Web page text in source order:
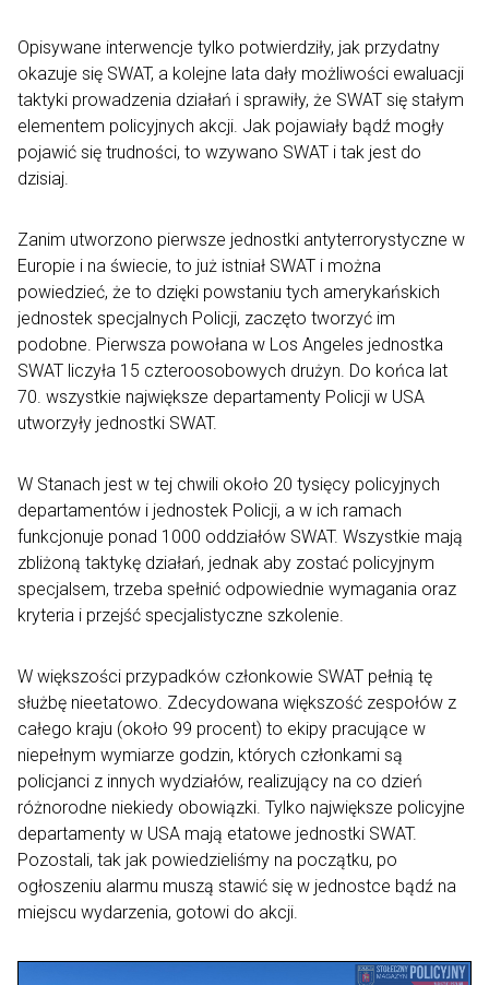
Opisywane interwencje tylko potwierdziły, jak przydatny
okazuje się SWAT, a kolejne lata dały możliwości ewaluacji
taktyki prowadzenia działań i sprawiły, że SWAT się stałym
elementem policyjnych akcji. Jak pojawiały bądź mogły
pojawić się trudności, to wzywano SWAT i tak jest do
dzisiaj.
Zanim utworzono pierwsze jednostki antyterrorystyczne w
Europie i na świecie, to już istniał SWAT i można
powiedzieć, że to dzięki powstaniu tych amerykańskich
jednostek specjalnych Policji, zaczęto tworzyć im
podobne. Pierwsza powołana w Los Angeles jednostka
SWAT liczyła 15 czteroosobowych drużyn. Do końca lat
70. wszystkie największe departamenty Policji w USA
utworzyły jednostki SWAT.
W Stanach jest w tej chwili około 20 tysięcy policyjnych
departamentów i jednostek Policji, a w ich ramach
funkcjonuje ponad 1000 oddziałów SWAT. Wszystkie mają
zbliżoną taktykę działań, jednak aby zostać policyjnym
specjalsem, trzeba spełnić odpowiednie wymagania oraz
kryteria i przejść specjalistyczne szkolenie.
W większości przypadków członkowie SWAT pełnią tę
służbę nieetatowo. Zdecydowana większość zespołów z
całego kraju (około 99 procent) to ekipy pracujące w
niepełnym wymiarze godzin, których członkami są
policjanci z innych wydziałów, realizujący na co dzień
różnorodne niekiedy obowiązki. Tylko największe policyjne
departamenty w USA mają etatowe jednostki SWAT.
Pozostali, tak jak powiedzieliśmy na początku, po
ogłoszeniu alarmu muszą stawić się w jednostce bądź na
miejscu wydarzenia, gotowi do akcji.